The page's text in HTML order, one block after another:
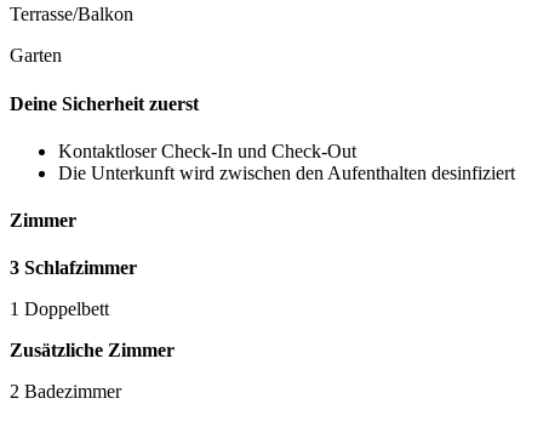
Terrasse/Balkon
Garten
Deine Sicherheit zuerst
Kontaktloser Check-In und Check-Out
Die Unterkunft wird zwischen den Aufenthalten desinfiziert
Zimmer
3 Schlafzimmer
1 Doppelbett
Zusätzliche Zimmer
2 Badezimmer